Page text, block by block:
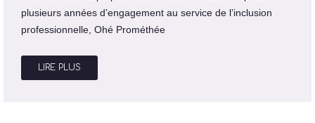
plusieurs années d’engagement au service de l’inclusion
professionnelle, Ohé Prométhée
LIRE PLUS